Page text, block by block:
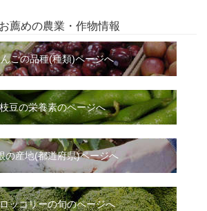
薦めの農業・作物情報
ごの品種(種類)ページへ
枝豆の栄養素のページへ
の産地(都道府県)ページへ
ッコリーの旬のページへ